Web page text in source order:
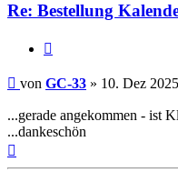
Re: Bestellung
Beitrag
von GC-33 » 10. Dez
...gerade angekommen - ist
...dankeschön